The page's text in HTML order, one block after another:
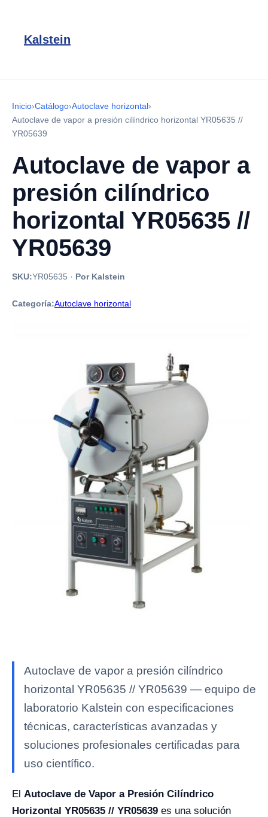
Kalstein
Inicio›Catálogo›Autoclave horizontal›
Autoclave de vapor a presión cilíndrico horizontal YR05635 //
YR05639
Autoclave de vapor a
presión cilíndrico
horizontal YR05635 //
YR05639
SKU:YR05635 · Por Kalstein
Categoría:Autoclave horizontal
Autoclave de vapor a presión cilíndrico
horizontal YR05635 // YR05639 — equipo de
laboratorio Kalstein con especificaciones
técnicas, características avanzadas y
soluciones profesionales certificadas para
uso científico.
El Autoclave de Vapor a Presión Cilíndrico
Horizontal YR05635 // YR05639 es una solución